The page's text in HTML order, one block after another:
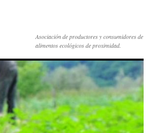
Asociación de productores y consumidores de
alimentos ecológicos de proximidad.